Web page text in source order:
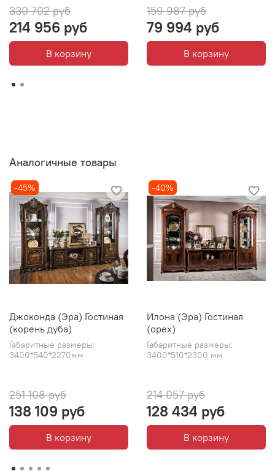
330 702 руб
214 956 руб
В корзину
159 987 руб
79 994 руб
В корзину
Аналогичные товары
-45%
Джоконда (Эра) Гостиная
(корень дуба)
Габаритные размеры:
3400*540*2270мм
251 108 руб
138 109 руб
В корзину
-40%
Илона (Эра) Гостиная
(орех)
Габаритные размеры:
3400*510*2300 мм
214 057 руб
128 434 руб
В корзину